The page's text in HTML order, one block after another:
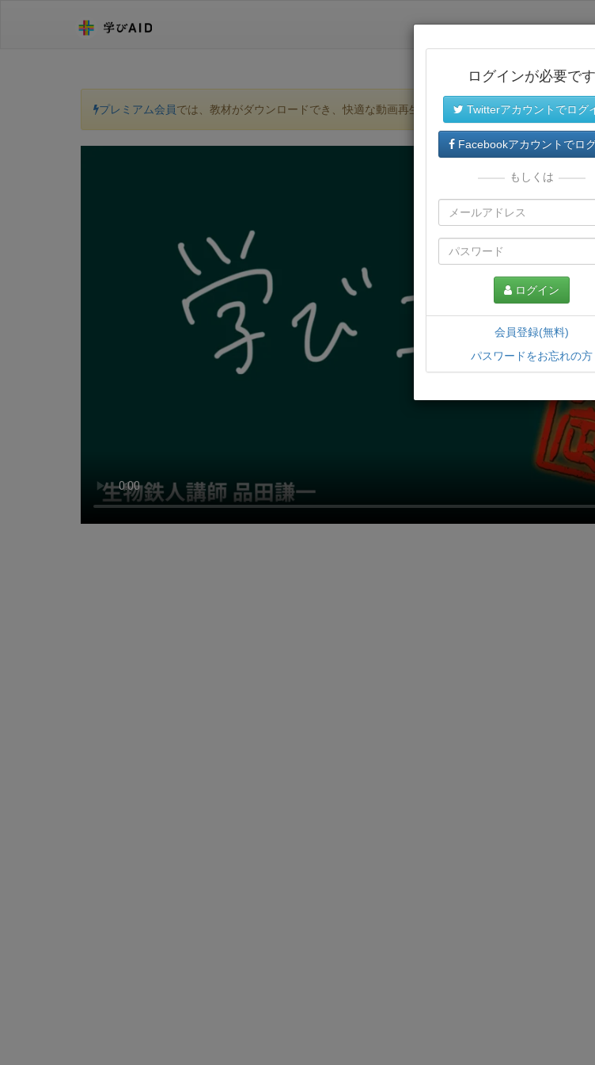
プレミアム会員では、教材がダウンロードでき、快適な動画再生環境が提供されます。
ログインが必要です
Twitterアカウントでログ
Facebookアカウントでロ
もしくは
ログイン
会員登録(無料)
パスワードをお忘れの方